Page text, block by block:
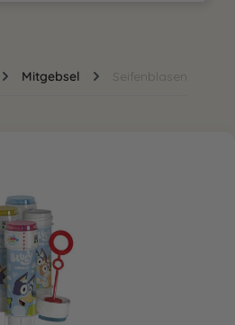
Mitgebsel Seifenblasen